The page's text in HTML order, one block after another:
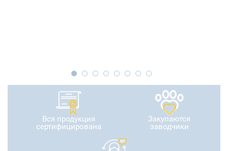
Вся продукция
сертифицирована
Закупаются
заводчики